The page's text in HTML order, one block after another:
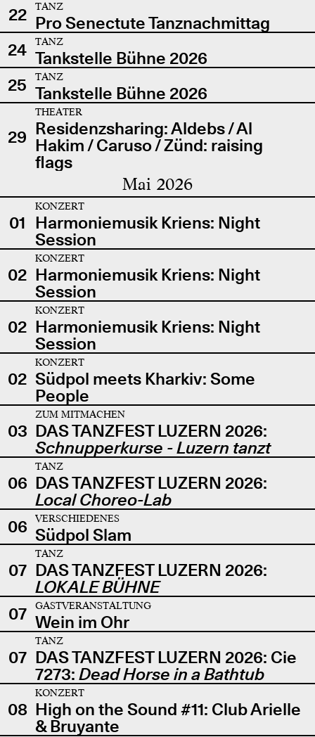
22
TANZ
Pro Senectute Tanznachmittag
24
TANZ
Tankstelle Bühne 2026
25
TANZ
Tankstelle Bühne 2026
29
THEATER
Residenzsharing: Aldebs / Al
Hakim / Caruso / Zünd: raising
flags
Mai 2026
01
KONZERT
Harmoniemusik Kriens: Night
Session
02
KONZERT
Harmoniemusik Kriens: Night
Session
02
KONZERT
Harmoniemusik Kriens: Night
Session
02
KONZERT
Südpol meets Kharkiv: Some
People
03
ZUM MITMACHEN
DAS TANZFEST LUZERN 2026:
Schnupperkurse - Luzern tanzt
06
TANZ
DAS TANZFEST LUZERN 2026:
Local Choreo-Lab
06
VERSCHIEDENES
Südpol Slam
07
TANZ
DAS TANZFEST LUZERN 2026:
LOKALE BÜHNE
07
GASTVERANSTALTUNG
Wein im Ohr
07
TANZ
DAS TANZFEST LUZERN 2026: Cie
7273: Dead Horse in a Bathtub
08
KONZERT
High on the Sound #11: Club Arielle
& Bruyante